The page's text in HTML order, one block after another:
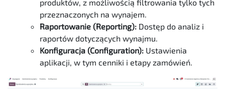
produktów, z możliwością filtrowania tylko tych
przeznaczonych na wynajem.
Raportowanie (Reporting): Dostęp do analiz i
raportów dotyczących wynajmu.
Konfiguracja (Configuration): Ustawienia
aplikacji, w tym cenniki i etapy zamówień.